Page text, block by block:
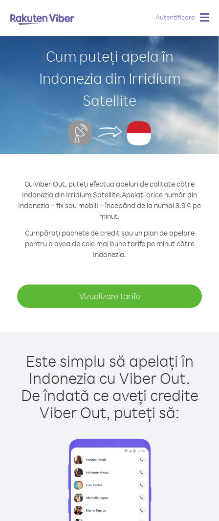
Autentificare
Cum puteți apela în
Indonezia din Irridium
Satellite
Cu Viber Out, puteți efectua apeluri de calitate către
Indonezia din Irridium Satellite.Apelați orice număr din
Indonezia – fix sau mobil! – începând de la numai 3.9 ¢ pe
minut.
Cumpărați pachete de credit sau un plan de apelare
pentru a avea de cele mai bune tarife pe minut către
Indonezia.
Vizualizare tarife
Este simplu să apelați în
Indonezia cu Viber Out.
De îndată ce aveți credite
Viber Out, puteți să: